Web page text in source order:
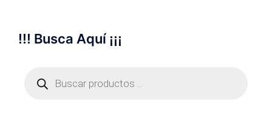
!!! Busca Aquí ¡¡¡
productos